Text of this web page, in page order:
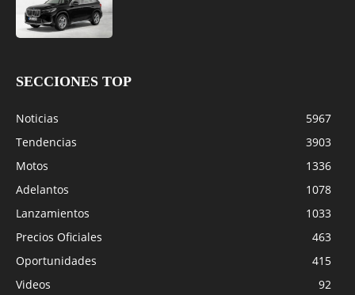
SECCIONES TOP
Noticias
5967
Tendencias
3903
Motos
1336
Adelantos
1078
Lanzamientos
1033
Precios Oficiales
463
Oportunidades
415
Videos
92